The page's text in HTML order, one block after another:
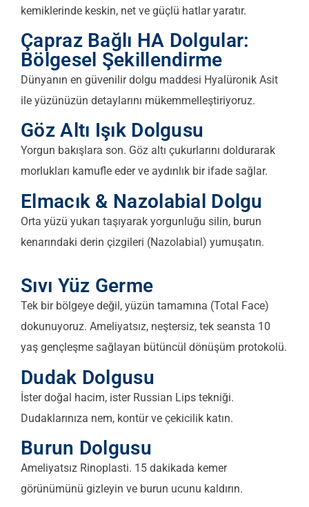
kemiklerinde keskin, net ve güçlü hatlar yaratır.
Çapraz Bağlı HA Dolgular:
Bölgesel Şekillendirme
Dünyanın en güvenilir dolgu maddesi Hyalüronik Asit
ile yüzünüzün detaylarını mükemmelleştiriyoruz.
Göz Altı Işık Dolgusu
Yorgun bakışlara son. Göz altı çukurlarını doldurarak
morlukları kamufle eder ve aydınlık bir ifade sağlar.
Elmacık & Nazolabial Dolgu
Orta yüzü yukarı taşıyarak yorgunluğu silin, burun
kenarındaki derin çizgileri (Nazolabial) yumuşatın.
Sıvı Yüz Germe
Tek bir bölgeye değil, yüzün tamamına (Total Face)
dokunuyoruz. Ameliyatsız, neştersiz, tek seansta 10
yaş gençleşme sağlayan bütüncül dönüşüm protokolü.
Dudak Dolgusu
İster doğal hacim, ister Russian Lips tekniği.
Dudaklarınıza nem, kontür ve çekicilik katın.
Burun Dolgusu
Ameliyatsız Rinoplasti. 15 dakikada kemer
görünümünü gizleyin ve burun ucunu kaldırın.